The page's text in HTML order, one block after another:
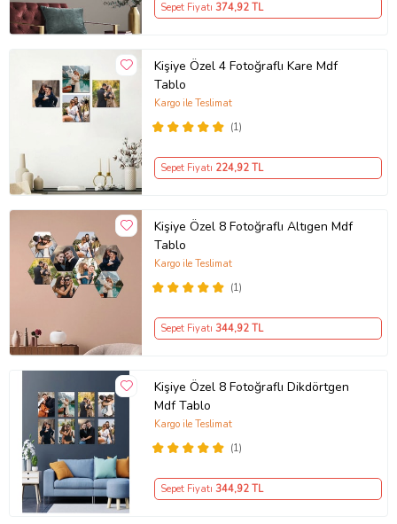
Sepet Fiyatı 374,92 TL
Kişiye Özel 4 Fotoğraflı Kare Mdf
Tablo
(1)
Kargo ile Teslimat
Sepet Fiyatı 224,92 TL
Kişiye Özel 8 Fotoğraflı Altıgen Mdf
Tablo
(1)
Kargo ile Teslimat
Sepet Fiyatı 344,92 TL
Kişiye Özel 8 Fotoğraflı Dikdörtgen
Mdf Tablo
(1)
Kargo ile Teslimat
Sepet Fiyatı 344,92 TL